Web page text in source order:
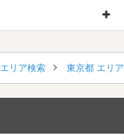
エリア検索 東京都 エリ